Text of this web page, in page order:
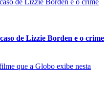
de Lizzie Borden e o crime